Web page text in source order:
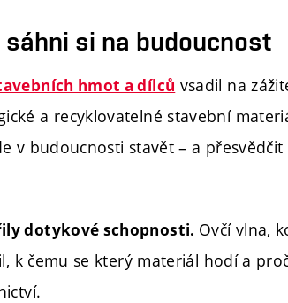
si na budoucnost
hmot a dílců vsadil na
a recyklovatelné stavební
v budoucnosti stavět – a
dotykové schopnosti. Ovčí vlna,
k čemu se který materiál hodí a